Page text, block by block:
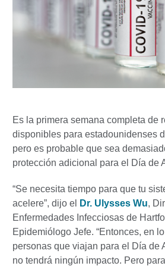
Es la primera semana completa de
disponibles para estadounidenses
pero es probable que sea
protección adicional para el Día de
“Se necesita tiempo para que tu
acelere”, dijo el
Dr. Ulysses Wu,
Enfermedades Infecciosas de
Epidemiólogo Jefe. “Entonces, en
personas que viajan para el Día de
no tendrá ningún impacto. Pero